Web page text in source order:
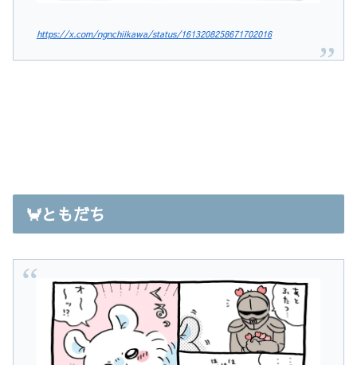
https://x.com/ngnchiikawa/status/1613208258671702016
🦀ともだち